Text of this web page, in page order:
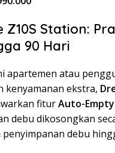
Z10S Station:
90 Hari
apartemen atau
kenyamanan ekstra,
fiturAuto-Empty
debu dikosongkan
debu